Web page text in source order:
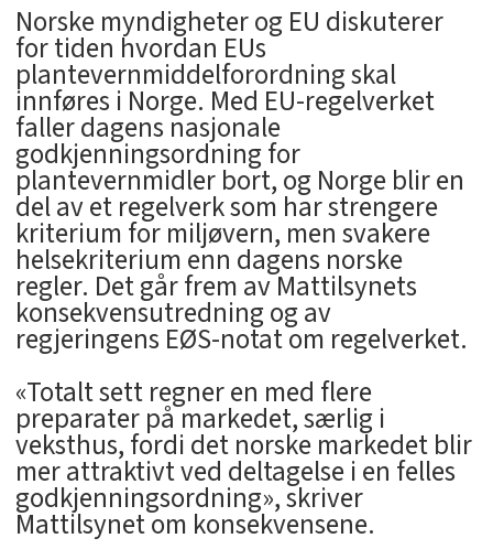
Norske myndigheter og EU diskuterer
for tiden hvordan EUs
plantevernmiddelforordning skal
innføres i Norge. Med EU-regelverket
faller dagens nasjonale
godkjenningsordning for
plantevernmidler bort, og Norge blir en
del av et regelverk som har strengere
kriterium for miljøvern, men svakere
helsekriterium enn dagens norske
regler. Det går frem av Mattilsynets
konsekvensutredning og av
regjeringens EØS-notat om regelverket.
«Totalt sett regner en med flere
preparater på markedet, særlig i
veksthus, fordi det norske markedet blir
mer attraktivt ved deltagelse i en felles
godkjenningsordning», skriver
Mattilsynet om konsekvensene.